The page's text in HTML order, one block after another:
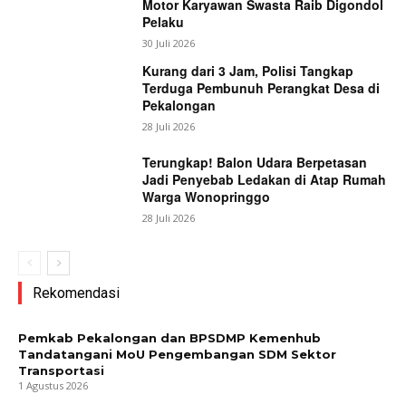
Motor Karyawan Swasta Raib Digondol
Pelaku
30 Juli 2026
Kurang dari 3 Jam, Polisi Tangkap
Terduga Pembunuh Perangkat Desa di
Pekalongan
28 Juli 2026
Terungkap! Balon Udara Berpetasan
Jadi Penyebab Ledakan di Atap Rumah
Warga Wonopringgo
28 Juli 2026
Rekomendasi
Pemkab Pekalongan dan BPSDMP Kemenhub
Tandatangani MoU Pengembangan SDM Sektor
Transportasi
1 Agustus 2026